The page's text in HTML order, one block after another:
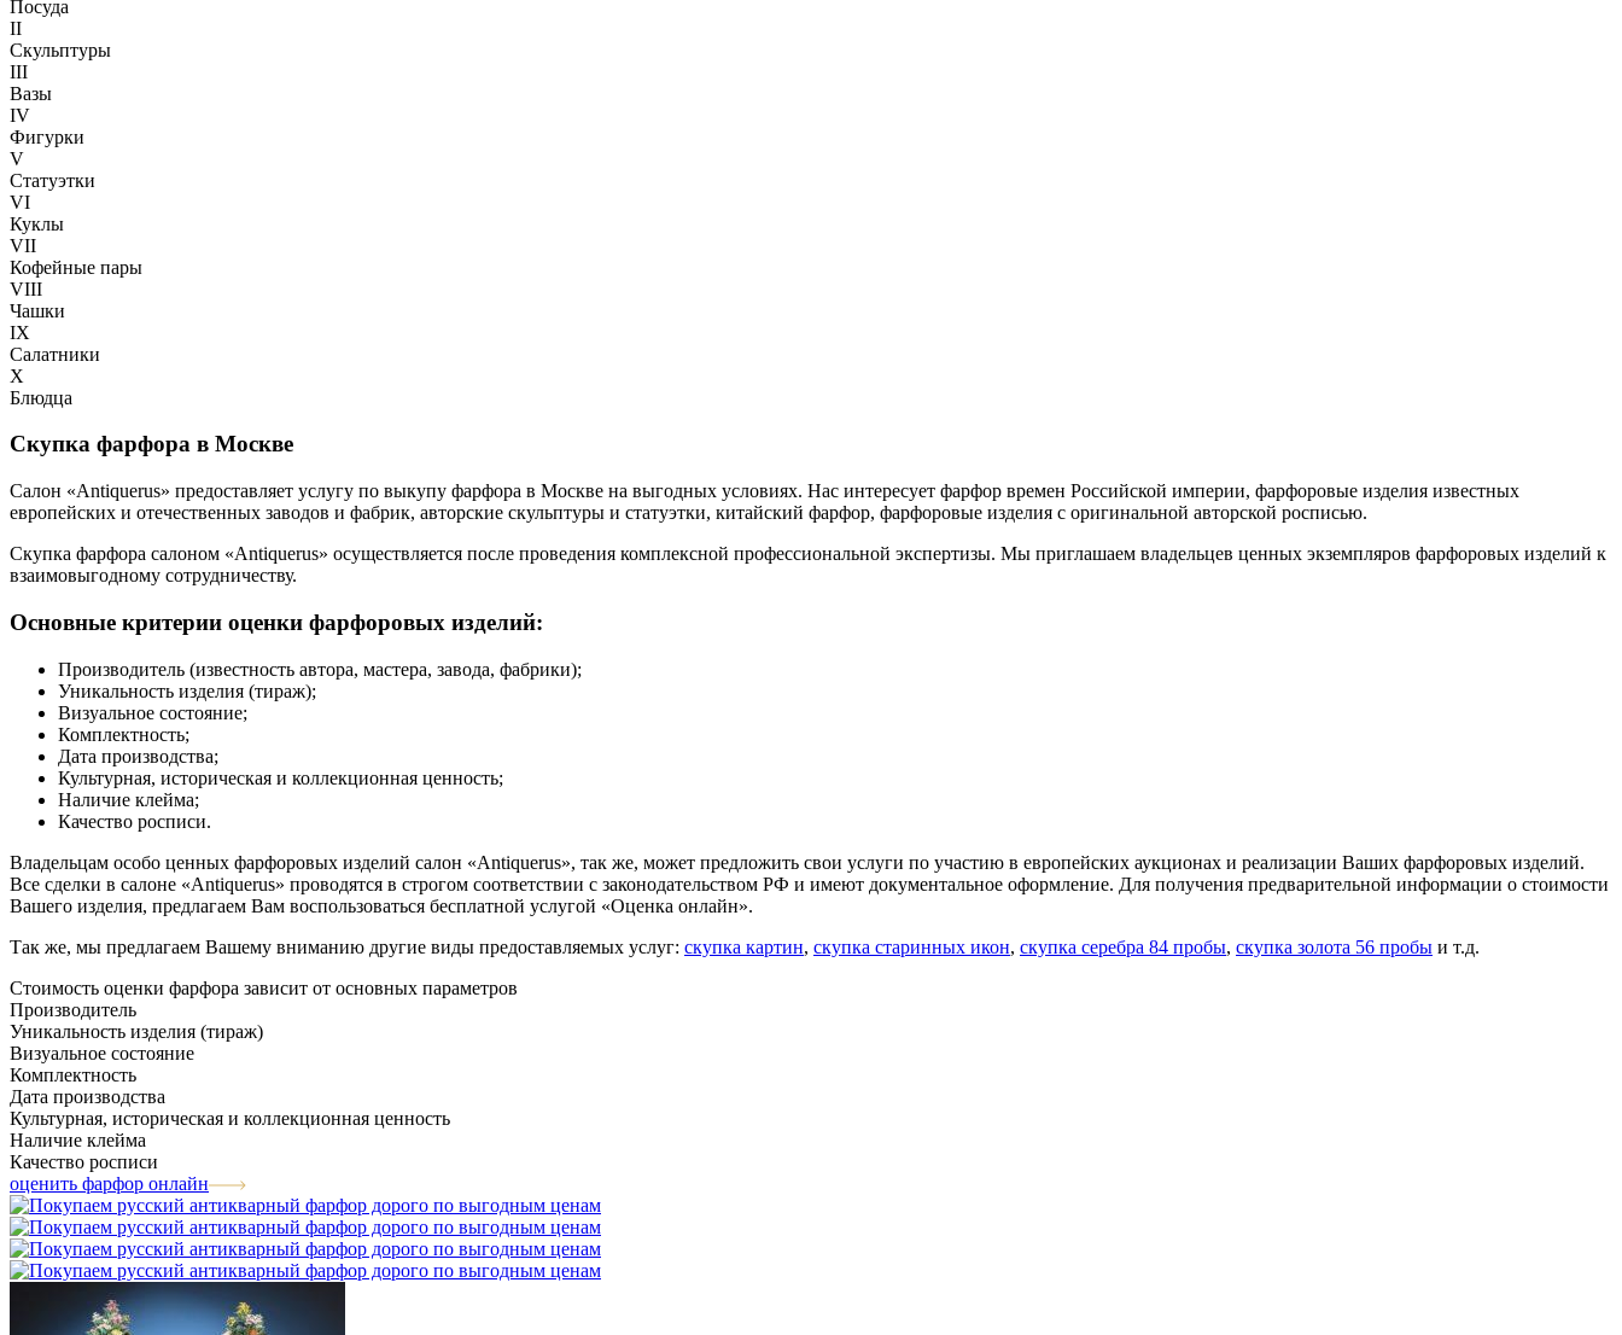
Посуда
II
Скульптуры
III
Вазы
IV
Фигурки
V
Статуэтки
VI
Куклы
VII
Кофейные пары
VIII
Чашки
IX
Салатники
X
Блюдца
Скупка фарфора в Москве
Салон «Antiquerus» предоставляет услугу по выкупу фарфора в Москве на выгодных условиях. Нас интересует фарфор времен Российской империи, фарфоровые изделия известных
европейских и отечественных заводов и фабрик, авторские скульптуры и статуэтки, китайский фарфор, фарфоровые изделия с оригинальной авторской росписью.
Скупка фарфора салоном «Antiquerus» осуществляется после проведения комплексной профессиональной экспертизы. Мы приглашаем владельцев ценных экземпляров фарфоровых изделий к
взаимовыгодному сотрудничеству.
Основные критерии оценки фарфоровых изделий:
Производитель (известность автора, мастера, завода, фабрики);
Уникальность изделия (тираж);
Визуальное состояние;
Комплектность;
Дата производства;
Культурная, историческая и коллекционная ценность;
Наличие клейма;
Качество росписи.
Владельцам особо ценных фарфоровых изделий салон «Antiquerus», так же, может предложить свои услуги по участию в европейских аукционах и реализации Ваших фарфоровых изделий.
Все сделки в салоне «Antiquerus» проводятся в строгом соответствии с законодательством РФ и имеют документальное оформление. Для получения предварительной информации о стоимости
Вашего изделия, предлагаем Вам воспользоваться бесплатной услугой «Оценка онлайн».
Так же, мы предлагаем Вашему вниманию другие виды предоставляемых услуг: скупка картин, скупка старинных икон, скупка серебра 84 пробы, скупка золота 56 пробы и т.д.
Стоимость оценки фарфора зависит от основных параметров
Производитель
Уникальность изделия (тираж)
Визуальное состояние
Комплектность
Дата производства
Культурная, историческая и коллекционная ценность
Наличие клейма
Качество росписи
оценить фарфор онлайн